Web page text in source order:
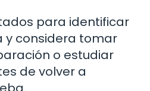
para identificar
y considera tomar
o estudiar
de volver a